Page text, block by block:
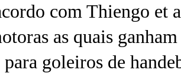
com Thiengo et
as quais
goleiros de